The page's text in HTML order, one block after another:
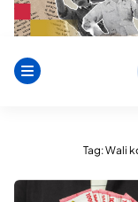
Tag:Wali